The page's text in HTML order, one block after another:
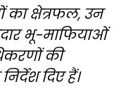
क्षेत्रफल, उन
भू-माफियाओं
की
दिए हैं।